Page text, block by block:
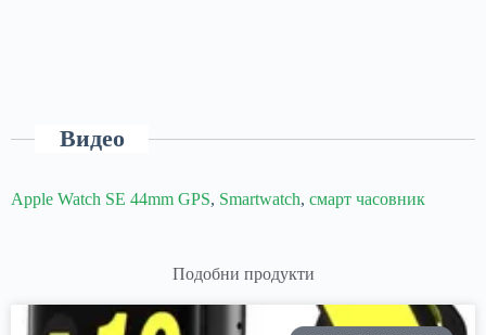
Видео
Apple Watch SE 44mm GPS, Smartwatch, смарт часовник
Подобни продукти